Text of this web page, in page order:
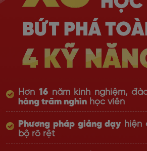
Hơn 16năm kinh nghiệm,
hàng trăm nghìn học viên
Phương pháp giảng dạy hiện
bộ rõ rệt